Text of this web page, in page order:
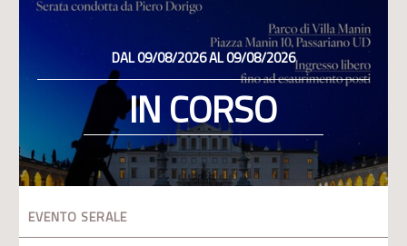
DAL 09/08/2026 AL 09/08/2026
IN CORSO
EVENTO SERALE